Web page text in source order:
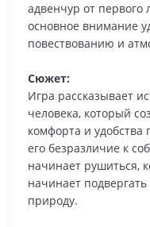
адвенчур от первого
основное внимание
повествованию и
Сюжет:
Игра рассказывает
человека, который
комфорта и
его безразличие к
начинает рушиться,
начинает
природу.